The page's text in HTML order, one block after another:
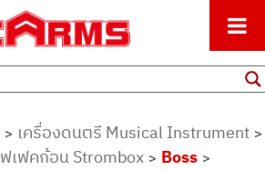
นิด ตั้งแต่เริ่มต้นถึงมืออาชีพ
> เครื่องดนตรี Musical Instrument >
ฟเฟคก้อน Strombox > Boss >